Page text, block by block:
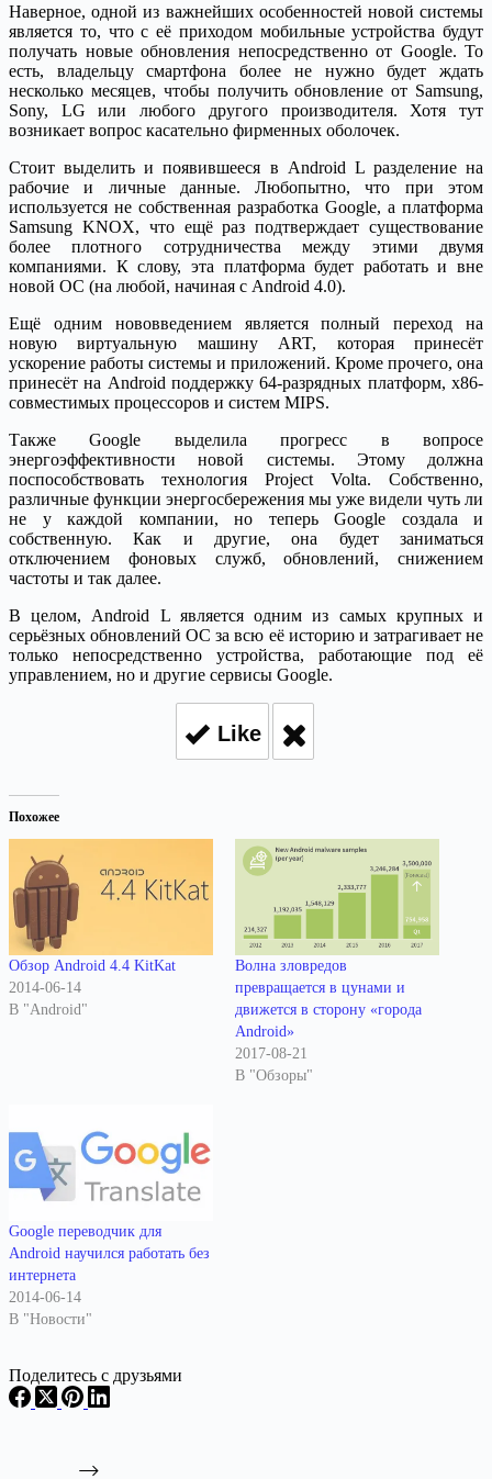
Наверное, одной из важнейших особенностей новой системы
является то, что с её приходом мобильные устройства будут
получать новые обновления непосредственно от Google. То
есть, владельцу смартфона более не нужно будет ждать
несколько месяцев, чтобы получить обновление от Samsung,
Sony, LG или любого другого производителя. Хотя тут
возникает вопрос касательно фирменных оболочек.
Стоит выделить и появившееся в Android L разделение на
рабочие и личные данные. Любопытно, что при этом
используется не собственная разработка Google, а платформа
Samsung KNOX, что ещё раз подтверждает существование
более плотного сотрудничества между этими двумя
компаниями. К слову, эта платформа будет работать и вне
новой ОС (на любой, начиная с Android 4.0).
Ещё одним нововведением является полный переход на
новую виртуальную машину ART, которая принесёт
ускорение работы системы и приложений. Кроме прочего, она
принесёт на Android поддержку 64-разрядных платформ, x86-
совместимых процессоров и систем MIPS.
Также Google выделила прогресс в вопросе
энергоэффективности новой системы. Этому должна
поспособствовать технология Project Volta. Собственно,
различные функции энергосбережения мы уже видели чуть ли
не у каждой компании, но теперь Google создала и
собственную. Как и другие, она будет заниматься
отключением фоновых служб, обновлений, снижением
частоты и так далее.
В целом, Android L является одним из самых крупных и
серьёзных обновлений ОС за всю её историю и затрагивает не
только непосредственно устройства, работающие под её
управлением, но и другие сервисы Google.
Like
Похожее
Обзор Android 4.4 KitKat
2014-06-14
В "Android"
Волна зловредов
превращается в цунами и
движется в сторону «города
Android»
2017-08-21
В "Обзоры"
Google переводчик для
Android научился работать без
интернета
2014-06-14
В "Новости"
Поделитесь с друзьями